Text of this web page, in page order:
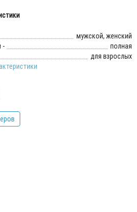
мужской, женский
-
полная
для взрослых